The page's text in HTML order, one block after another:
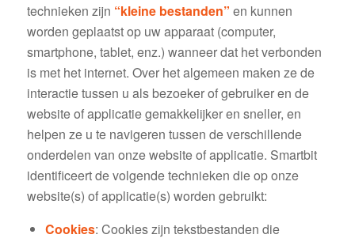
technieken zijn “kleine bestanden” en kunnen
worden geplaatst op uw apparaat (computer,
smartphone, tablet, enz.) wanneer dat het verbonden
is met het internet. Over het algemeen maken ze de
interactie tussen u als bezoeker of gebruiker en de
website of applicatie gemakkelijker en sneller, en
helpen ze u te navigeren tussen de verschillende
onderdelen van onze website of applicatie. Smartbit
identificeert de volgende technieken die op onze
website(s) of applicatie(s) worden gebruikt:
Cookies: Cookies zijn tekstbestanden die